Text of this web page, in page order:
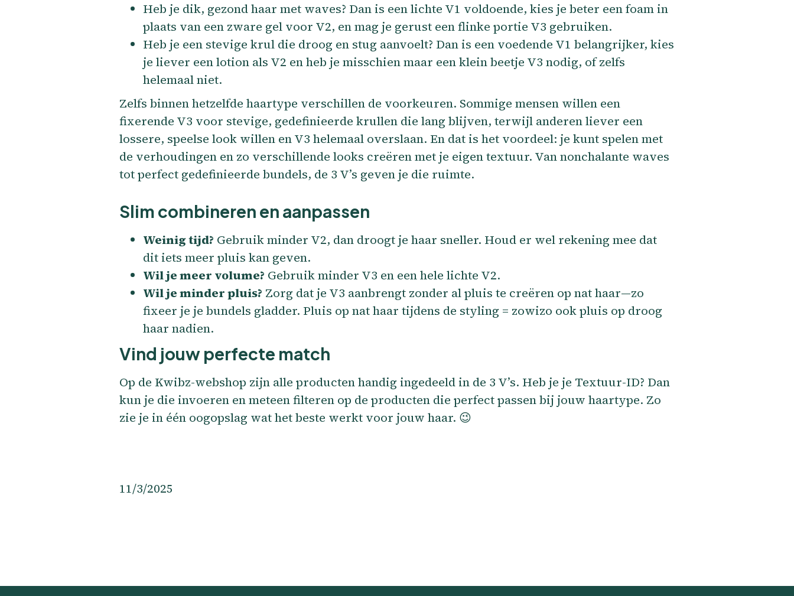
Heb je dik, gezond haar met waves? Dan is een lichte V1 voldoende, kies je beter een foam in
plaats van een zware gel voor V2, en mag je gerust een flinke portie V3 gebruiken.
Heb je een stevige krul die droog en stug aanvoelt? Dan is een voedende V1 belangrijker, kies
je liever een lotion als V2 en heb je misschien maar een klein beetje V3 nodig, of zelfs
helemaal niet.
Zelfs binnen hetzelfde haartype verschillen de voorkeuren. Sommige mensen willen een
fixerende V3 voor stevige, gedefinieerde krullen die lang blijven, terwijl anderen liever een
lossere, speelse look willen en V3 helemaal overslaan. En dat is het voordeel: je kunt spelen met
de verhoudingen en zo verschillende looks creëren met je eigen textuur. Van nonchalante waves
tot perfect gedefinieerde bundels, de 3 V’s geven je die ruimte.
Slim combineren en aanpassen
Weinig tijd? Gebruik minder V2, dan droogt je haar sneller. Houd er wel rekening mee dat
dit iets meer pluis kan geven.
Wil je meer volume? Gebruik minder V3 en een hele lichte V2.
Wil je minder pluis? Zorg dat je V3 aanbrengt zonder al pluis te creëren op nat haar—zo
fixeer je je bundels gladder. Pluis op nat haar tijdens de styling = zowizo ook pluis op droog
haar nadien.
Vind jouw perfecte match
Op de Kwibz-webshop zijn alle producten handig ingedeeld in de 3 V’s. Heb je je Textuur-ID? Dan
kun je die invoeren en meteen filteren op de producten die perfect passen bij jouw haartype. Zo
zie je in één oogopslag wat het beste werkt voor jouw haar. 😉
11/3/2025